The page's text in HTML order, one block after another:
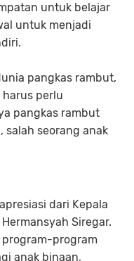
untuk belajar
untuk menjadi
pangkas rambut,
perlu
pangkas rambut
salah seorang anak
dari Kepala
Siregar.
program
anak binaan,